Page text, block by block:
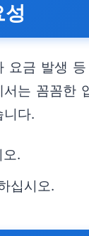
금 발생
는 꼼꼼
다.
.
십시오.